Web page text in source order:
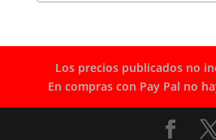
Los precios publicados no
En compras con Pay Pal no